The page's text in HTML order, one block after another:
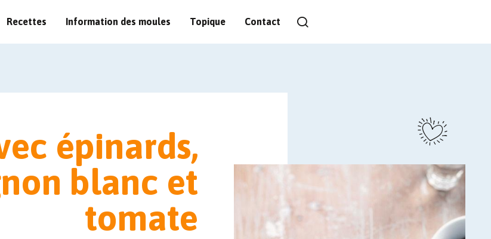
Recettes Information des moules Topique Contact
épinards,
blanc et
tomate